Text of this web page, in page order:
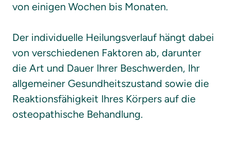
von einigen Wochen bis Monaten.
Der individuelle Heilungsverlauf hängt dabei
von verschiedenen Faktoren ab, darunter
die Art und Dauer Ihrer Beschwerden, Ihr
allgemeiner Gesundheitszustand sowie die
Reaktionsfähigkeit Ihres Körpers auf die
osteopathische Behandlung.